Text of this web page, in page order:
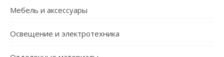
Мебель и аксессуары
Освещение и электротехника